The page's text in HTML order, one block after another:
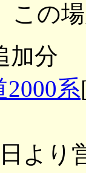
この
加分
系
より